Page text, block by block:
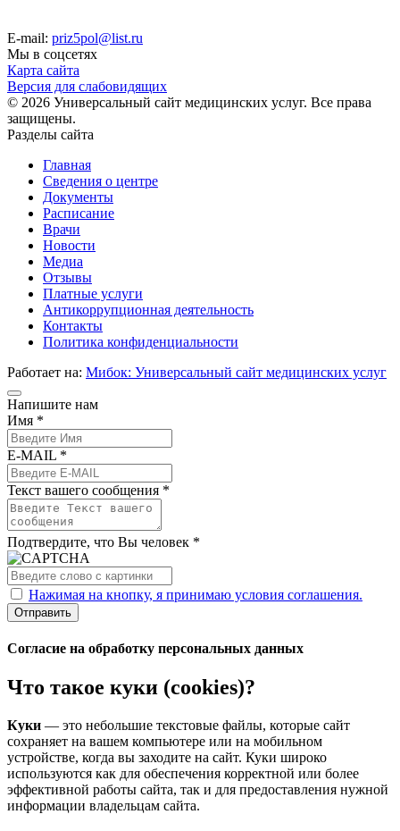
E-mail: priz5pol@list.ru
Мы в соцсетях
Карта сайта
Версия для слабовидящих
© 2026 Универсальный сайт медицинских услуг. Все права
защищены.
Разделы сайта
Главная
Сведения о центре
Документы
Расписание
Врачи
Новости
Медиа
Отзывы
Платные услуги
Антикоррупционная деятельность
Контакты
Политика конфиденциальности
Работает на: Мибок: Универсальный сайт медицинских услуг
Напишите нам
Имя *
E-MAIL *
Текст вашего сообщения *
Подтвердите, что Вы человек *
Нажимая на кнопку, я принимаю условия соглашения.
Отправить
Согласие на обработку персональных данных
Что такое куки (cookies)?
Куки — это небольшие текстовые файлы, которые сайт
сохраняет на вашем компьютере или на мобильном
устройстве, когда вы заходите на сайт. Куки широко
используются как для обеспечения корректной или более
эффективной работы сайта, так и для предоставления нужной
информации владельцам сайта.